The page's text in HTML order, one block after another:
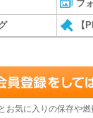
フ
【
お気に入りの保存や